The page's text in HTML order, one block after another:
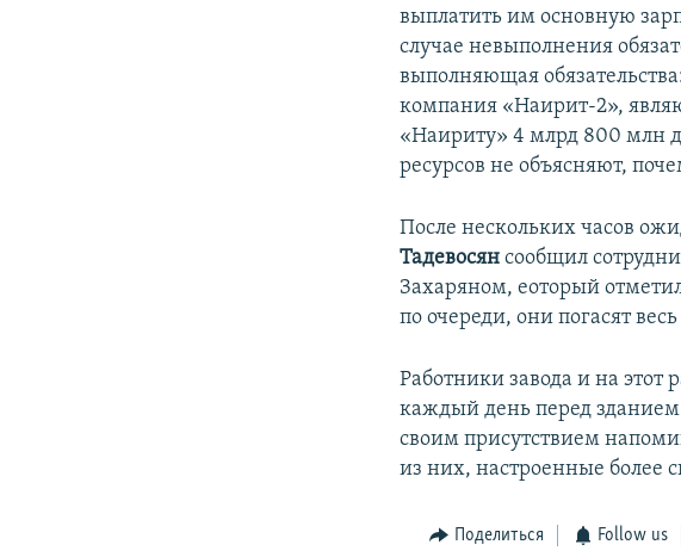
выплатить им основную
случае невыполнения
выполняющая
компания «Наирит-2»,
«Наириту» 4 млрд 800 млн
ресурсов не объясняют,
После нескольких часов
Тадевосян сообщил
Захаряном, еоторый
по очереди, они погасят
Работники завода и на этот
каждый день перед зданием
своим присутствием
из них, настроенные более
Поделиться Follow us